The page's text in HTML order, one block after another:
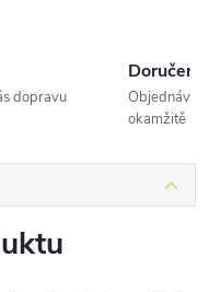
dopravu
Doručení
okamžitě